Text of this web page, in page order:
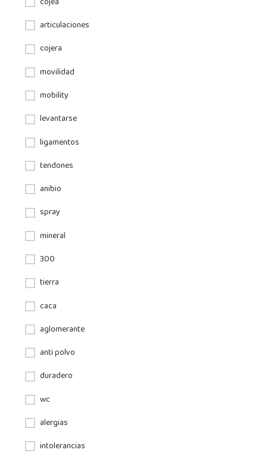
articulaciones
cojera
movilidad
mobility
levantarse
ligamentos
tendones
anibio
spray
mineral
300
tierra
caca
aglomerante
anti polvo
duradero
wc
alergias
intolerancias